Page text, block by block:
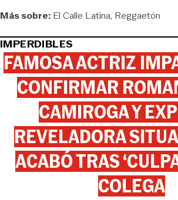
Más sobre: El Calle Latina Reggaetón
IMPERDIBLES
FAMOSA ACTRIZ
CONFIRMAR
CAMIROGA Y
REVELADORA
ACABÓ TRAS
COLEGA